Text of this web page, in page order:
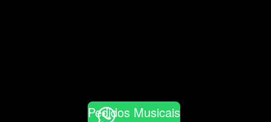
Pedidos Musicais